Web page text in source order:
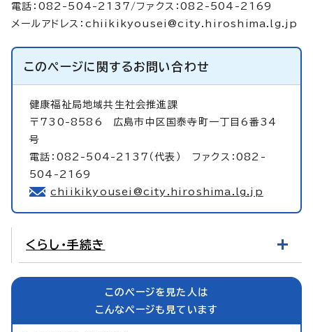
電話：082-504-2137/ファクス：082-504-2169
メールアドレス： chiikikyousei@city.hiroshima.lg.jp
このページに関するお問い合わせ
健康福祉局地域共生社会推進課
〒730-8586 広島市中区国泰寺町一丁目6番34
号
電話：082-504-2137（代表） ファクス：082-
504-2169
chiikikyousei@city.hiroshima.lg.jp
くらし・手続き
このページを見た人は
こんなページも見ています